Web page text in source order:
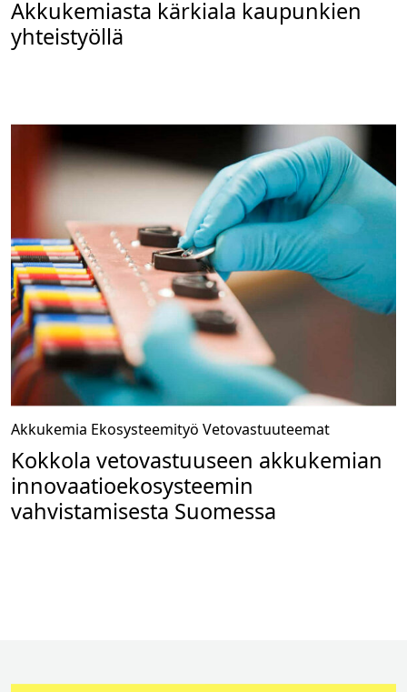
Akkukemiasta kärkiala kaupunkien
yhteistyöllä
Akkukemia Ekosysteemityö Vetovastuuteemat
Kokkola vetovastuuseen akkukemian
innovaatioekosysteemin
vahvistamisesta Suomessa